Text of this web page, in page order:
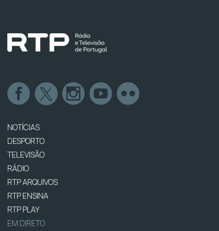
NOTÍCIAS
DESPORTO
TELEVISÃO
RÁDIO
RTP ARQUIVOS
RTP ENSINA
RTP PLAY
EM DIRETO